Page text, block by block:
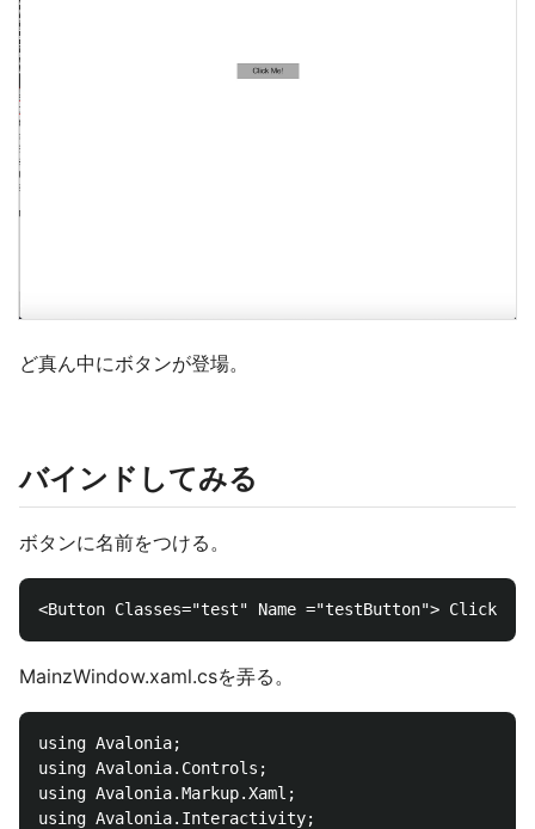
ど真ん中にボタンが登場。
バインドしてみる
ボタンに名前をつける。
MainzWindow.xaml.csを弄る。
using Avalonia;
using Avalonia.Controls;
using Avalonia.Markup.Xaml;
using Avalonia.Interactivity;